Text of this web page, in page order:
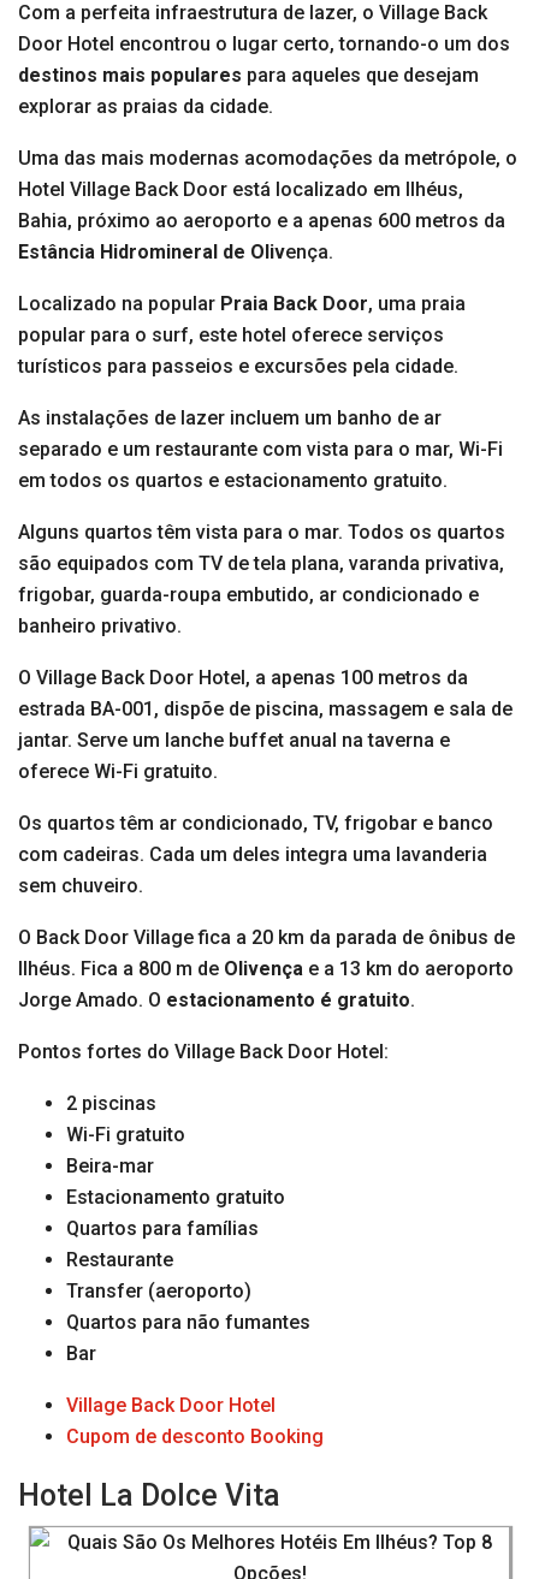
Com a perfeita infraestrutura de lazer, o Village Back
Door Hotel encontrou o lugar certo, tornando-o um dos
destinos mais populares para aqueles que desejam
explorar as praias da cidade.
Uma das mais modernas acomodações da metrópole, o
Hotel Village Back Door está localizado em Ilhéus,
Bahia, próximo ao aeroporto e a apenas 600 metros da
Estância Hidromineral de Olivença.
Localizado na popular Praia Back Door, uma praia
popular para o surf, este hotel oferece serviços
turísticos para passeios e excursões pela cidade.
As instalações de lazer incluem um banho de ar
separado e um restaurante com vista para o mar, Wi-Fi
em todos os quartos e estacionamento gratuito.
Alguns quartos têm vista para o mar. Todos os quartos
são equipados com TV de tela plana, varanda privativa,
frigobar, guarda-roupa embutido, ar condicionado e
banheiro privativo.
O Village Back Door Hotel, a apenas 100 metros da
estrada BA-001, dispõe de piscina, massagem e sala de
jantar. Serve um lanche buffet anual na taverna e
oferece Wi-Fi gratuito.
Os quartos têm ar condicionado, TV, frigobar e banco
com cadeiras. Cada um deles integra uma lavanderia
sem chuveiro.
O Back Door Village fica a 20 km da parada de ônibus de
Ilhéus. Fica a 800 m de Olivença e a 13 km do aeroporto
Jorge Amado. O estacionamento é gratuito.
Pontos fortes do Village Back Door Hotel:
2 piscinas
Wi-Fi gratuito
Beira-mar
Estacionamento gratuito
Quartos para famílias
Restaurante
Transfer (aeroporto)
Quartos para não fumantes
Bar
Village Back Door Hotel
Cupom de desconto Booking
Hotel La Dolce Vita